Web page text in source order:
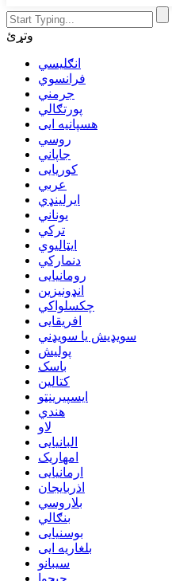
وتړئ
انګلیسي
فرانسوي
جرمني
پورتګالي
هسپانیه ایی
روسي
جاپاني
کوریایی
عربي
ایرلینډي
یوناني
ترکي
ایټالیوي
دنمارکي
رومانیایی
انډونیزین
چکسلواکي
افریقایی
سویډیش یا سویډني
پولیش
باسک
کتالین
ایسپیرینټو
هندي
لاو
البانیایی
امهاریک
ارمانیایی
اذربایجان
بلاروسي
بنګالي
بوسنیایی
بلغاریه ایی
سیبانو